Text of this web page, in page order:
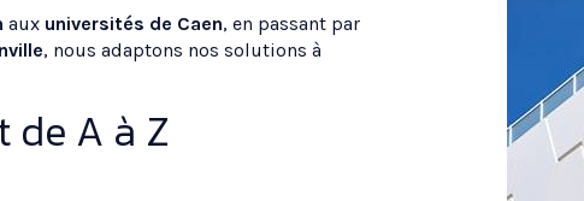
aux universités de Caen, en passant par
, nous adaptons nos solutions à
de A à Z